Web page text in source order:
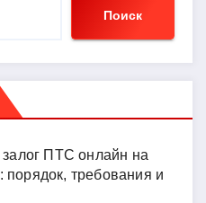
ть
Поиск
ПТС онлайн на
порядок, требования и